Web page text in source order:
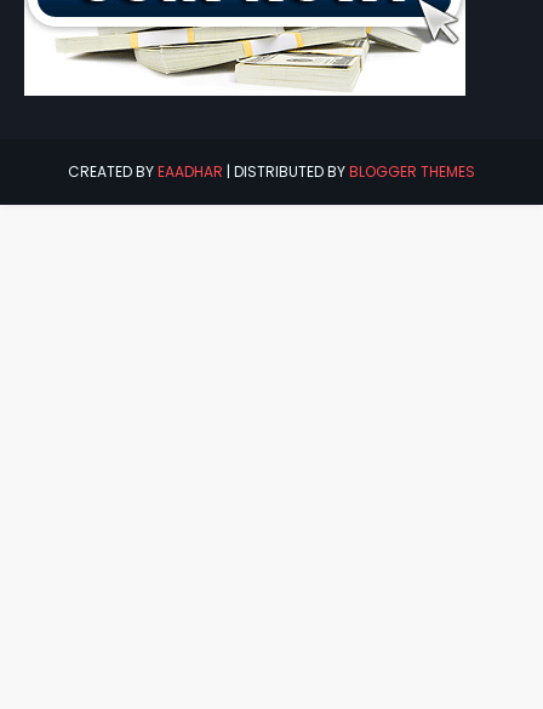
CREATED BYEAADHAR | DISTRIBUTED BYBLOGGER THEMES